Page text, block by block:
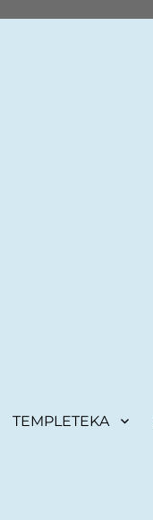
TEMPLETEKA